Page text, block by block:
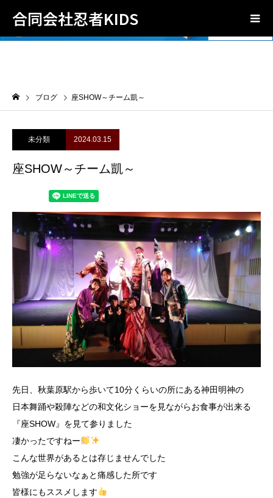
合同会社忍者KIDS
ブログ 座SHOW～チーム凱～
未分類 2024.03.15
座SHOW～チーム凱～
先日、秋葉原駅から歩いて10分くらいの所にある神田明神の
日本舞踊や殺陣などの和文化ショーを見ながらお食事が出来る
『座SHOW』を見て参りました
凄かったですねー
こんな世界があるとは存じませんでした
勉強が足らないなぁと痛感した所です
皆様にもススメします